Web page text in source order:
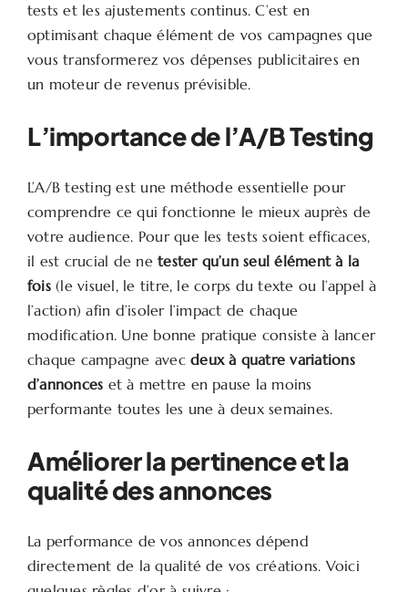
tests et les ajustements continus. C’est en
optimisant chaque élément de vos campagnes que
vous transformerez vos dépenses publicitaires en
un moteur de revenus prévisible.
L’importance de l’A/B Testing
L’A/B testing est une méthode essentielle pour
comprendre ce qui fonctionne le mieux auprès de
votre audience. Pour que les tests soient efficaces,
il est crucial de netester qu’un seul élément à la
fois(le visuel, le titre, le corps du texte ou l’appel à
l’action) afin d’isoler l’impact de chaque
modification. Une bonne pratique consiste à lancer
chaque campagne avecdeux à quatre variations
d’annonces et à mettre en pause la moins
performante toutes les une à deux semaines.
Améliorer la pertinence et la
qualité des annonces
La performance de vos annonces dépend
directement de la qualité de vos créations. Voici